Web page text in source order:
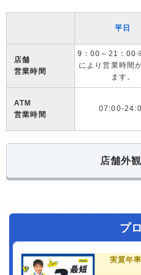
平日
店舗
営業時間
9：00～21：
により営業時間
ます。
ATM
営業時間
07:00-
店舗外
プ
実質年率